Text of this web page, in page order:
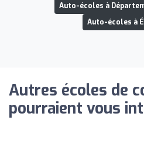
Auto-écoles à
Auto-écoles à
Autres écoles de
pourraient vous